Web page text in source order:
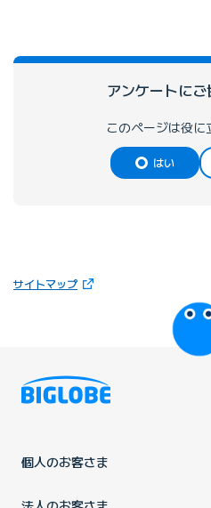
アンケートに
このページは役
はい
サイトマップ（新しいタブで開きます）
びっぷ
個人のお客さま